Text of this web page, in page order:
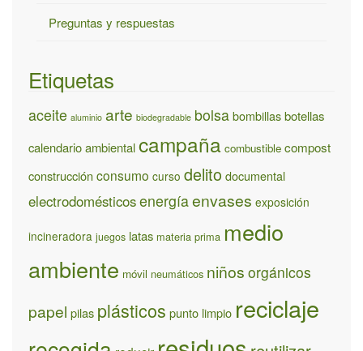
Preguntas y respuestas
Etiquetas
aceite aluminio arte biodegradable bolsabombillasbotellas
calendario ambientalcampaña combustible compost
construcción consumo curso delito documental
electrodomésticosenergíaenvases exposición
incineradora juegos latas materia prima medio
ambiente móvil neumáticos niños orgánicos
papel pilas plásticos punto limpio reciclaje